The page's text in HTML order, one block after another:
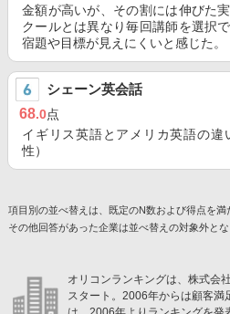
金額が高いが、その割には伸びた
クールとは異なり毎回講師を選択
宿題や目標が見えにくいと感じた。
シェーン英会話
68.0点
イギリス英語とアメリカ英語の違
性）
項目別の並べ替えは、既定のN数および得点を満
その他回答があった企業は並べ替えの対象外とな
オリコンランキングは、株式会
スタート。2006年からは顧客満